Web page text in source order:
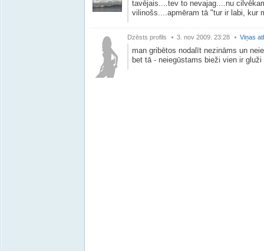
tavējais....tev to nevajag....nu
vilinošs....apmēram tā "tur ir labi, kur
Dzēsts profils 3. nov 2009. 23:28 Viņas
man gribētos nodalīt nezināms un
bet tā - neiegūstams bieži vien ir